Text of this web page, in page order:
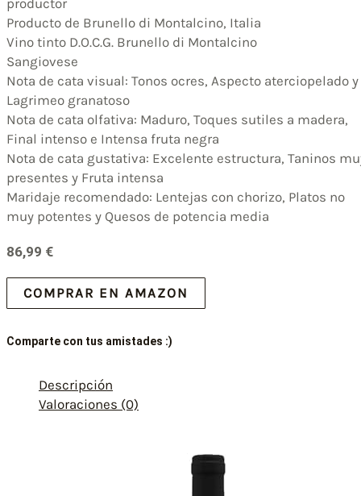
Producto de Brunello di Montalcino, Italia
Vino tinto D.O.C.G. Brunello di Montalcino
Sangiovese
Nota de cata visual: Tonos ocres, Aspecto aterciopelado y
Lagrimeo granatoso
Nota de cata olfativa: Maduro, Toques sutiles a madera,
Final intenso e Intensa fruta negra
Nota de cata gustativa: Excelente estructura, Taninos
presentes y Fruta intensa
Maridaje recomendado: Lentejas con chorizo, Platos no
muy potentes y Quesos de potencia media
86,99 €
COMPRAR EN AMAZON
Comparte con tus amistades :)
Descripción
Valoraciones (0)